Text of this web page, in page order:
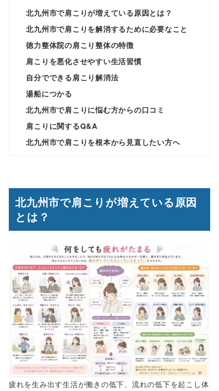
北九州市で肩こりが増えている原因とは？
北九州市で肩こりを解消するために必要なこと
徳力整体院の肩こり整体の特徴
肩こりを悪化させやすい生活習慣
自分でできる肩こり解消法
湯船につかる
北九州市で肩こりに悩む方からの口コミ
肩こりに関するQ&A
北九州市で肩こりを根本から見直したい方へ
北九州市で肩こりが増えている原因
とは？
疲れを生み出す生活が働きの低下、流れの低下を起こし体